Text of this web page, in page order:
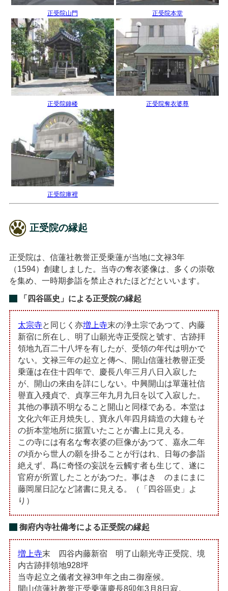
正受院山門 正受院本堂
正受院鐘楼 正受院奪衣婆尊
正受院庫裡
正受院の縁起
正受院は、信蓮社教誉正受乗蓮が当地に文禄3年
（1594）創建しました。当寺の奪衣婆像は、多くの崇敬
を集め、一時期参詣を禁止されたほどだといいます。
「四谷區史」による正受院の縁起
太宗寺と同じく亦増上寺末の浄土宗であつて、内藤
新宿に所在し、明了山願光寺正受院と號す、古跡拝
領地九百二十八坪を有したが、受領の年代は明かで
ない。文禄三年の起立と傳へ、開山信蓮社教譽正受
乗蓮は在住十四年で、慶長八年三月八日入寂した
が、開山の来由を詳にしない。中興開山は單蓮社信
譽直入殘貞で、貞享三年九月九日を以て入寂した。
其他の事蹟不明なること開山と同様である。本堂は
文化六年正月焼失し、寶永八年四月鑄造の大鐘もそ
の折本堂地所に据置いたことが書上に見える。
この寺には有名な奪衣婆の巨像があつて、嘉永二年
の頃から世人の願を掛ることが行はれ、日毎の参詣
絶えず、爲に奇怪の妄説を云觸す者も生じて、遂に
官府が所置したことがあつた。事はきゝのまにまに
藤岡屋日記など諸書に見える。（「四谷區史」よ
り）
御府内寺社備考による正受院の縁起
増上寺末 四谷内藤新宿 明了山願光寺正受院、境
内古跡拝領地928坪
当寺起立之儀者文禄3申年之由ニ御座候。
開山信蓮社教誉正受乗蓮慶長8卯年3月8日寂。